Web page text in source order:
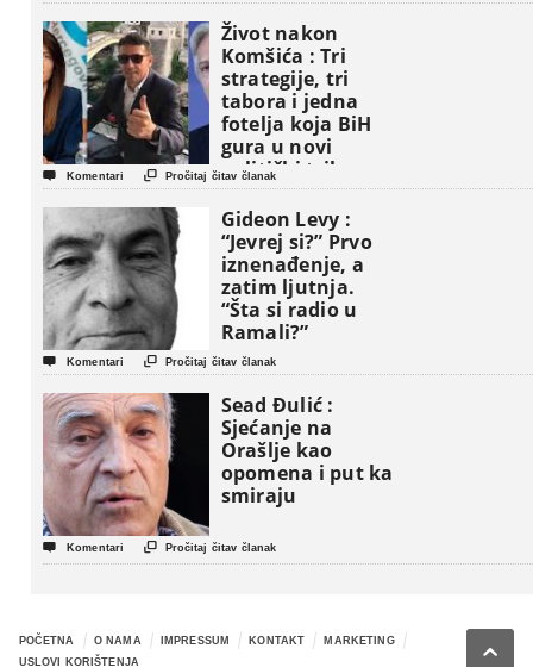
Život nakon
Komšića : Tri
strategije, tri
tabora i jedna
fotelja koja BiH
gura u novi
politički triler
 Komentari  Pročitaj čitav članak
Gideon Levy :
“Jevrej si?” Prvo
iznenađenje, a
zatim ljutnja.
“Šta si radio u
Ramali?”
 Komentari  Pročitaj čitav članak
Sead Đulić :
Sjećanje na
Orašlje kao
opomena i put ka
smiraju
 Komentari  Pročitaj čitav članak
POČETNA O NAMA IMPRESSUM KONTAKT
MARKETING
USLOVI KORIŠTENJA
